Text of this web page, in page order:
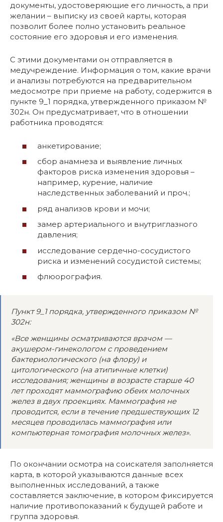
документы, удостоверяющие его личность, а при
желании – выписку из своей карты, которая
позволит более полно установить реальное
состояние его здоровья и его изменения.
С этими документами он отправляется в
медучреждение. Информация о том, какие врачи
и анализы потребуются на предварительном
медосмотре при приеме на работу, содержится в
пункте 9_1 порядка, утвержденного приказом №
302н. Он предусматривает, что в отношении
работника проводятся:
анкетирование;
сбор анамнеза и выявление личных
факторов риска изменения здоровья –
например, курение, наличие
наследственных заболеваний и проч.;
ряд анализов крови и мочи;
замер артериального и внутриглазного
давления;
исследование сердечно-сосудистого
риска и изменений сосудистой системы;
флюорография.
Пункт 9_1 порядка, утвержденного приказом №
302н:
«Все женщины осматриваются врачом —
акушером-гинекологом с проведением
бактериологического (на флору) и
цитологического (на атипичные клетки)
исследования; женщины в возрасте старше 40
лет проходят маммографию обеих молочных
желез в двух проекциях. Маммография не
проводится, если в течение предшествующих 12
месяцев проводилась маммография или
компьютерная томография молочных желез».
По окончании осмотра на соискателя заполняется
карта, в которой указываются данные всех
выполненных исследований, а также
составляется заключение, в котором фиксируется
наличие противопоказаний к будущей работе и
группа здоровья.